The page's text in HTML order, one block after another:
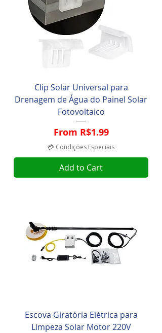
Clip Solar Universal para
Drenagem de Água do Painel Solar
Fotovoltaico
From R$1.99
Sale Price
💳 Condições Especiais
Add to Cart
Escova Giratória Elétrica para
Limpeza Solar Motor 220V